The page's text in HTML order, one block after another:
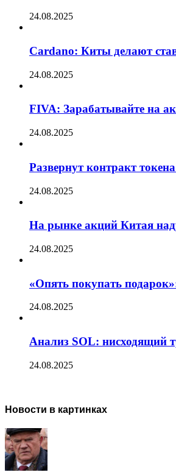
24.08.2025
Cardano: Киты делают
24.08.2025
FIVA: Зарабатывайте на
24.08.2025
Развернут контракт
24.08.2025
На рынке акций Китая
24.08.2025
«Опять покупать
24.08.2025
Анализ SOL: нисходящий
24.08.2025
Новости в картинках